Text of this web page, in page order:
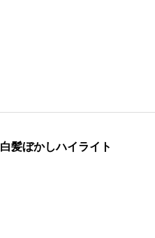
白髪ぼかしハイライト